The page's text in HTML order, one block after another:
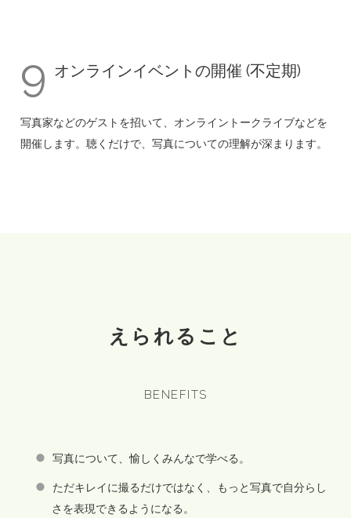
9 オンラインイベントの開催 (不定期)
写真家などのゲストを招いて、オンライントークライブなどを
開催します。聴くだけで、写真についての理解が深まります。
えられること
BENEFITS
写真について、愉しくみんなで学べる。
ただキレイに撮るだけではなく、もっと写真で自分らし
さを表現できるようになる。